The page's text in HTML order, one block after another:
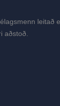
leitað
aðstoð.